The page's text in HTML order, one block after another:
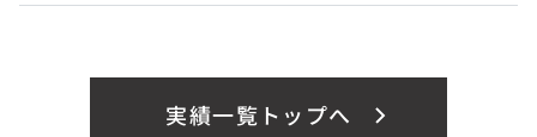
実績一覧トップへ